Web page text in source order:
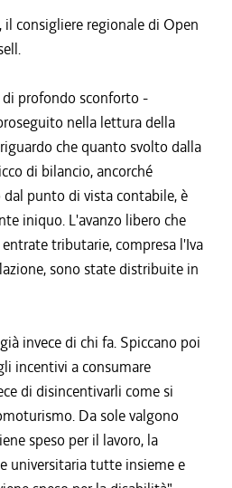
il consigliere regionale di Open
profondo sconforto -
nella lettura della
che quanto svolto dalla
di bilancio, ancorché
punto di vista contabile, è
iniquo. L'avanzo libero che
tributarie, compresa l'Iva
sono state distribuite in
invece di chi fa. Spiccano poi
incentivi a consumare
di disincentivarli come si
Da sole valgono
speso per il lavoro, la
universitaria tutte insieme e